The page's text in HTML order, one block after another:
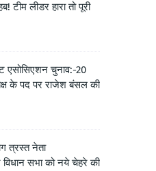
टीम लीडर हारा तो पूरी
एसोसिएशन चुनाव:-20
के पद पर राजेश बंसल की
त्रस्त नेता
सभा को नये चेहरे की